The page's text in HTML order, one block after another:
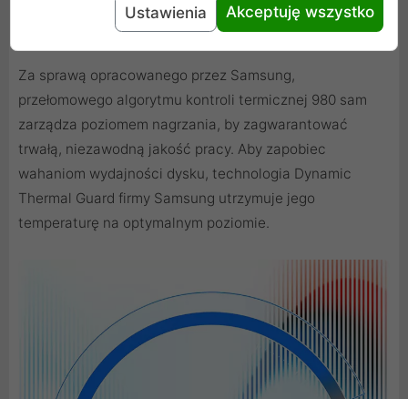
Inteligentne rozwiązanie termiczne
Za sprawą opracowanego przez Samsung,
przełomowego algorytmu kontroli termicznej 980 sam
zarządza poziomem nagrzania, by zagwarantować
trwałą, niezawodną jakość pracy. Aby zapobiec
wahaniom wydajności dysku, technologia Dynamic
Thermal Guard firmy Samsung utrzymuje jego
temperaturę na optymalnym poziomie.
Ustawienia Akceptuję wszystko